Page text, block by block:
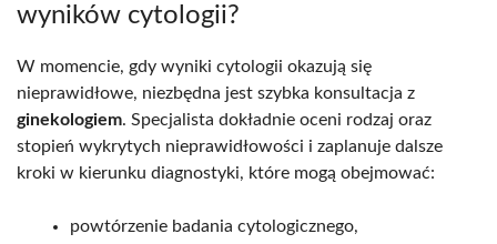
wyników cytologii?
W momencie, gdy wyniki cytologii okazują się
nieprawidłowe, niezbędna jest szybka konsultacja z
ginekologiem. Specjalista dokładnie oceni rodzaj oraz
stopień wykrytych nieprawidłowości i zaplanuje dalsze
kroki w kierunku diagnostyki, które mogą obejmować:
powtórzenie badania cytologicznego,